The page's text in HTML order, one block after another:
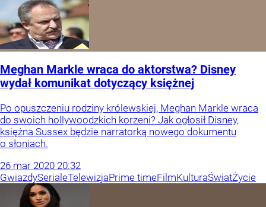
Meghan Markle wraca do aktorstwa? Disney
wydał komunikat dotyczący księżnej
Po opuszczeniu rodziny królewskiej, Meghan Markle wraca
do swoich hollywoodzkich korzeni? Jak ogłosił Disney,
księżna Sussex będzie narratorką nowego dokumentu
o słoniach.
26 mar 2020 20:32
GwiazdySerialeTelewizjaPrime timeFilmKulturaŚwiatŻycie